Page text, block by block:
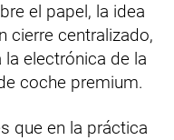
el papel, la idea
cierre centralizado,
electrónica de la
coche premium.
que en la práctica